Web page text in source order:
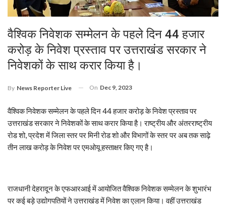
वैश्विक निवेशक सम्मेलन के पहले दिन 44 हजार
करोड़ के निवेश प्रस्ताव पर उत्तराखंड सरकार ने
निवेशकों के साथ करार किया है।
By News Reporter Live On Dec 9, 2023
वैश्विक निवेशक सम्मेलन के पहले दिन 44 हजार करोड़ के निवेश प्रस्ताव पर
उत्तराखंड सरकार ने निवेशकों के साथ करार किया है। राष्ट्रीय और अंतरराष्ट्रीय
रोड शो, प्रदेश में जिला स्तर पर मिनी रोड शो और विभागों के स्तर पर अब तक साढ़े
तीन लाख करोड़ के निवेश पर एमओयू हस्ताक्षर किए गए है।
राजधानी देहरादून के एफआरआई में आयोजित वैश्विक निवेशक सम्मेलन के शुभारंभ
पर कई बड़े उद्योगपतियों ने उत्तराखंड में निवेश का एलान किया। वहीं उत्तराखंड